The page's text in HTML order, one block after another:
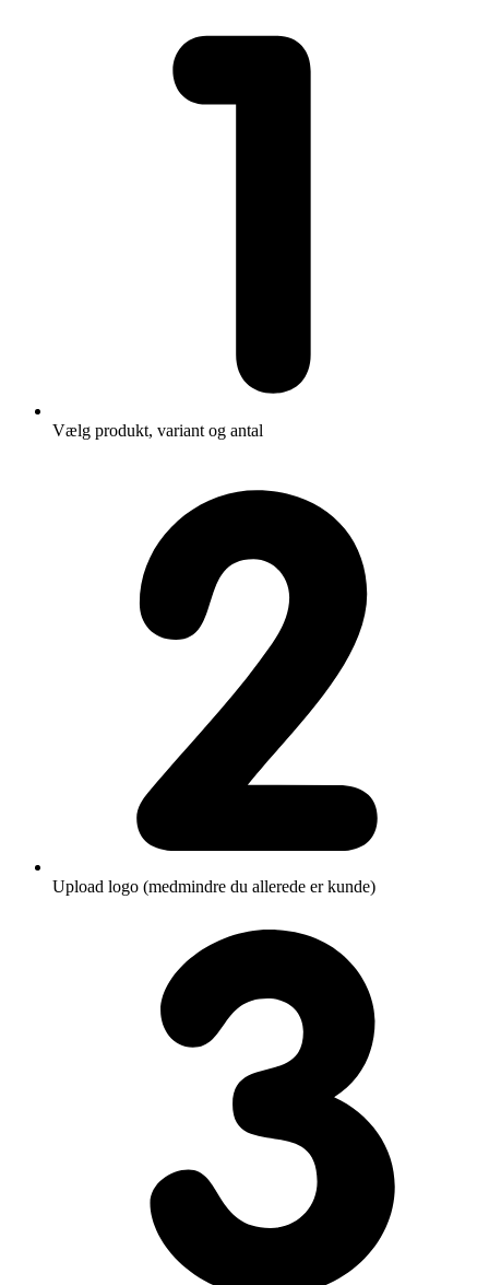
Vælg produkt, variant og antal
Upload logo (medmindre du allerede er kunde)